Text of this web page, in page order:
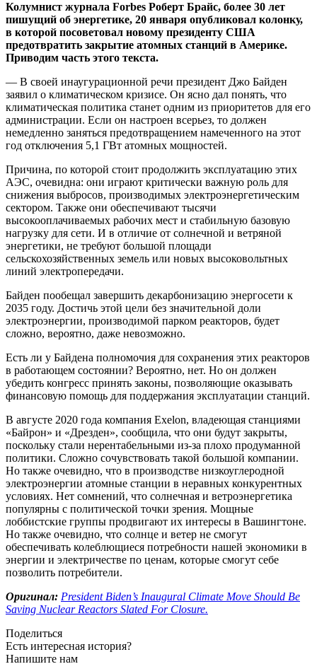
Колумнист журнала Forbes Роберт Брайс, более 30 лет
пишущий об энергетике, 20 января опубликовал колонку,
в которой посоветовал новому президенту США
предотвратить закрытие атомных станций в Америке.
Приводим часть этого текста.
— В своей инаугурационной речи президент Джо Байден
заявил о климатическом кризисе. Он ясно дал понять, что
климатическая политика станет одним из приоритетов для его
администрации. Если он настроен всерьез, то должен
немедленно заняться предотвращением намеченного на этот
год отключения 5,1 ГВт атомных мощностей.
Причина, по которой стоит продолжить эксплуатацию этих
АЭС, очевидна: они играют критически важную роль для
снижения выбросов, производимых электроэнергетическим
сектором. Также они обеспечивают тысячи
высокооплачиваемых рабочих мест и стабильную базовую
нагрузку для сети. И в отличие от солнечной и ветряной
энергетики, не требуют большой площади
сельскохозяйственных земель или новых высоковольтных
линий электропередачи.
Байден пообещал завершить декарбонизацию энергосети к
2035 году. Достичь этой цели без значительной доли
электроэнергии, производимой парком реакторов, будет
сложно, вероятно, даже невозможно.
Есть ли у Байдена полномочия для сохранения этих реакторов
в работающем состоянии? Вероятно, нет. Но он должен
убедить конгресс принять законы, позволяющие оказывать
финансовую помощь для поддержания эксплуатации станций.
В августе 2020 года компания Exelon, владеющая станциями
«Байрон» и «Дрезден», сообщила, что они будут закрыты,
поскольку стали нерентабельными из-за плохо продуманной
политики. Сложно сочувствовать такой большой компании.
Но также очевидно, что в производстве низкоуглеродной
электроэнергии атомные станции в неравных конкурентных
условиях. Нет сомнений, что солнечная и ветроэнергетика
популярны с политической точки зрения. Мощные
лоббистские группы продвигают их интересы в Вашингтоне.
Но также очевидно, что солнце и ветер не смогут
обеспечивать колеблющиеся потребности нашей экономики в
энергии и электричестве по ценам, которые смогут себе
позволить потребители.
Оригинал: President Biden’s Inaugural Climate Move Should Be
Saving Nuclear Reactors Slated For Closure.
Поделиться
Есть интересная история?
Напишите нам